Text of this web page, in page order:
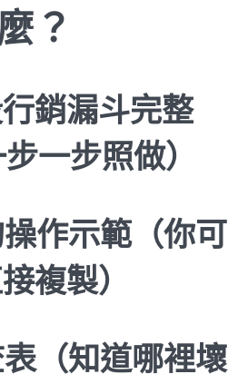
？
銷漏斗完整
一步照做）
作示範（你可
複製）
（知道哪裡壞